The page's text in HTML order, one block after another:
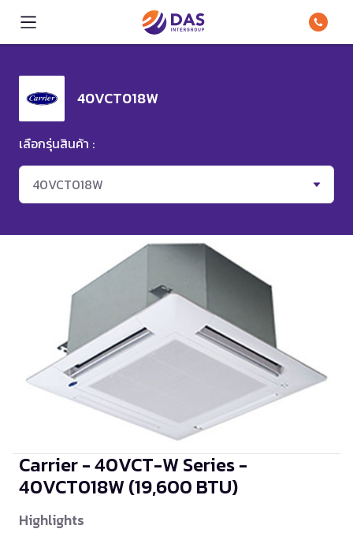
40VCT018W
เลือกรุ่นสินค้า :
40VCT018W
Carrier - 40VCT-W Series -
40VCT018W (19,600 BTU)
Highlights